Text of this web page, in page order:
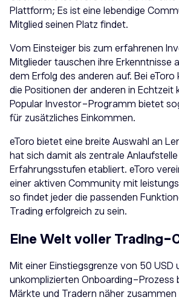
Plattform; Es ist eine lebendige
Mitglied seinen Platz findet.
Vom Einsteiger bis zum erfahrenen
Mitglieder tauschen ihre Erkenntnisse
dem Erfolg des anderen auf. Bei
die Positionen der anderen in Echtzeit
Popular Investor-Programm bietet
für zusätzliches Einkommen.
eToro bietet eine breite Auswahl an
hat sich damit als zentrale
Erfahrungsstufen etabliert. eToro
einer aktiven Community mit
so findet jeder die passenden
Trading erfolgreich zu sein.
Eine Welt voller Trading-
Mit einer Einstiegsgrenze von 50 USD
unkomplizierten Onboarding-Prozess
Märkte und Tradern näher zusammen